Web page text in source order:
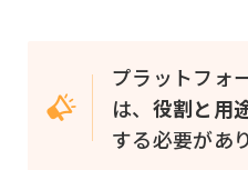
プラットフォ
は、 役割と用
する必要があ